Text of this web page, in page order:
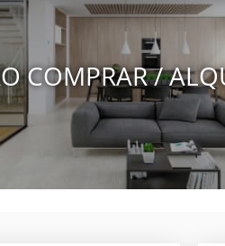
COMPRAR /